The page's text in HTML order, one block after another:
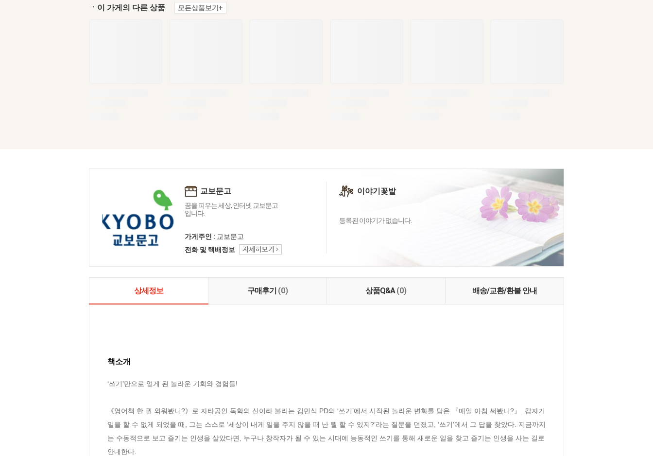
ㆍ이 가게의 다른 상품 모든상품보기+
교보문고
꿈을 피우는 세상, 인터넷 교보문고
입니다.
가게주인 : 교보문고
전화 및 택배정보
이야기꽃밭
등록된 이야기가 없습니다.
상세정보 구매후기 (0) 상품Q&A(0) 배송/교환/환불 안내
책소개
‘쓰기’만으로 얻게 된 놀라운 기회와 경험들!
《영어책 한 권 외워봤니?》로 자타공인 독학의 신이라 불리는 김민식 PD의 ‘쓰기’에서 시작된 놀라운 변화를 담은 『매일 아침 써봤니?』. 갑자기
일을 할 수 없게 되었을 때, 그는 스스로 ‘세상이 내게 일을 주지 않을 때 난 뭘 할 수 있지?’라는 질문을 던졌고, ‘쓰기’에서 그 답을 찾았다. 지금까지
는 수동적으로 보고 즐기는 인생을 살았다면, 누구나 창작자가 될 수 있는 시대에 능동적인 쓰기를 통해 새로운 일을 찾고 즐기는 인생을 사는 길로
안내한다.